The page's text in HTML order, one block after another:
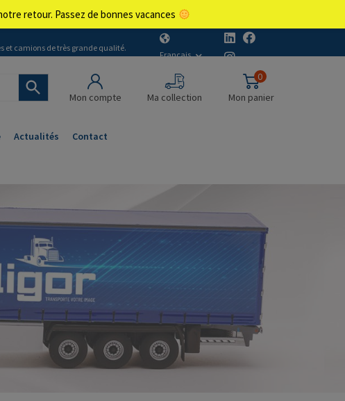
et camions de très grande qualité.
Français
Mon compte Ma collection
0
Mon panier
Actualités Contact
retour. Passez de bonnes vacances